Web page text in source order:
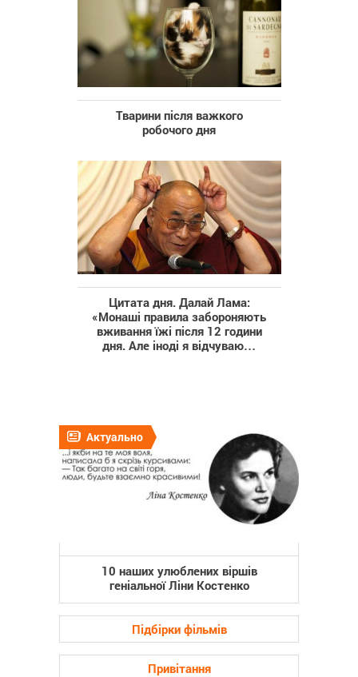
Тварини після важкого
робочого дня
Цитата дня. Далай Лама:
«Монаші ​​правила забороняють
вживання їжі після 12 години
дня. Але іноді я відчуваю…
Актуально
10 наших улюблених віршів
геніальної Ліни Костенко
Підбірки фільмів
Привітання